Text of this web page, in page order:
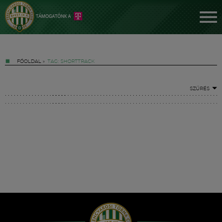
FŐOLDAL » TAG: SHORTTRACK
SZŰRÉS
Hírek